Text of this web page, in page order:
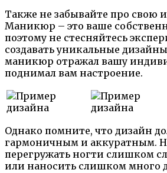
Также не забывайте про свою
Маникюр – это ваше
поэтому не стесняйтесь
создавать уникальные
маникюр отражал вашу
поднимал вам настроение.
Однако помните, что дизайн
гармоничным и аккуратным.
перегружать ногти слишком
или наносить слишком много